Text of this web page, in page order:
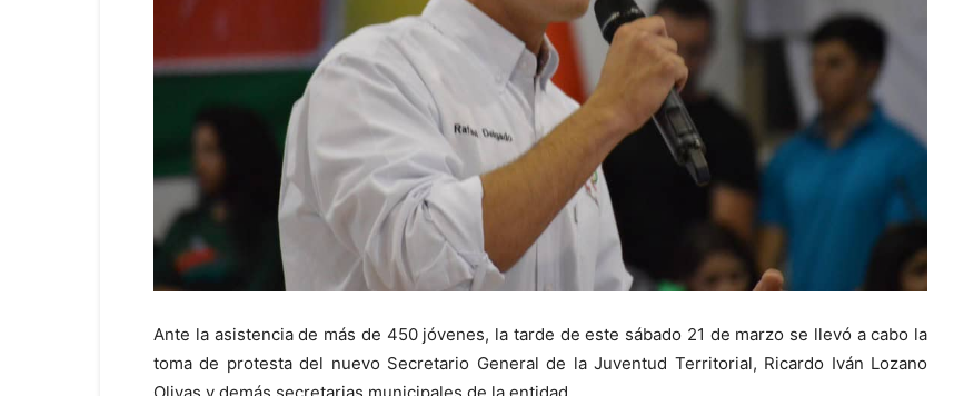
Ante la asistencia de más de 450 jóvenes, la tarde de este sábado 21 de marzo se llevó a cabo la
toma de protesta del nuevo Secretario General de la Juventud Territorial, Ricardo Iván Lozano